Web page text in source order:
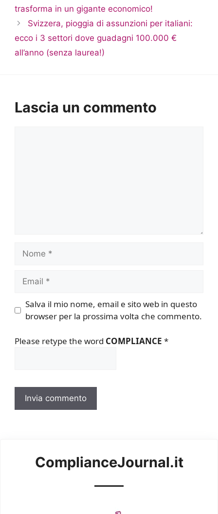
trasforma in un gigante economico!
Svizzera, pioggia di assunzioni per italiani:
ecco i 3 settori dove guadagni 100.000 €
all’anno (senza laurea!)
Lascia un commento
Nome
Email
Salva il mio nome, email e sito web in questo
browser per la prossima volta che commento.
Please retype the word COMPLIANCE *
ComplianceJournal.it